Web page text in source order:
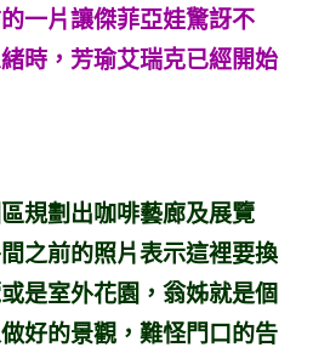
一片讓傑菲亞娃驚訝不
時，芳瑜艾瑞克已經開始
規劃出咖啡藝廊及展覽
之前的照片表示這裡要換
是室外花園，翁姊就是個
好的景觀，難怪門口的告